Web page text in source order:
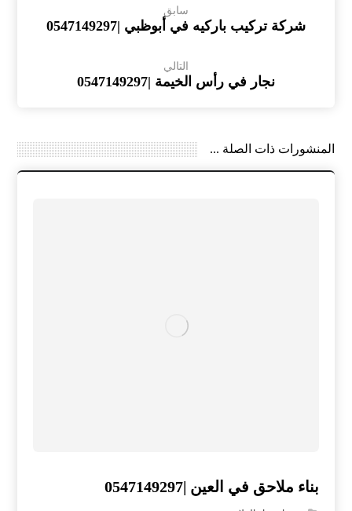
سابق
شركة تركيب باركيه في أبوظبي |0547149297
التالي
نجار في رأس الخيمة |0547149297
المنشورات ذات الصلة ...
بناء ملاحق في العين |0547149297